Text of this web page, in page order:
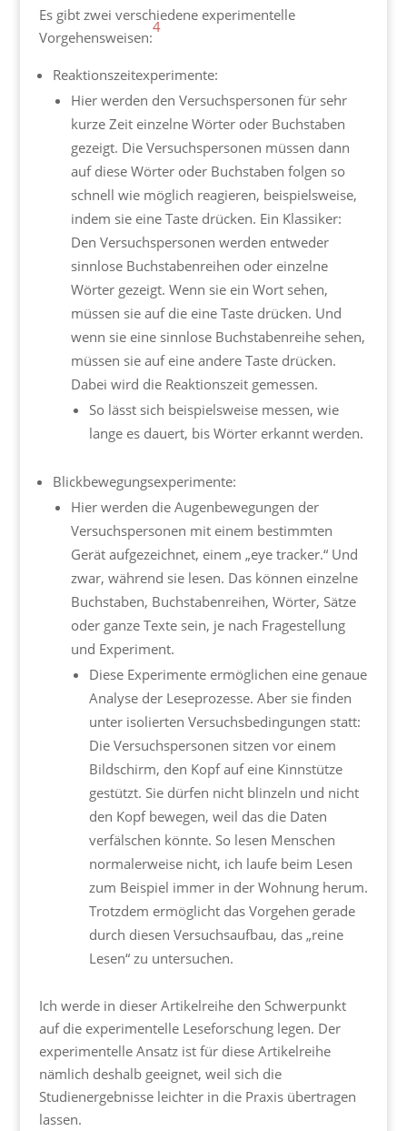
Es gibt zwei verschiedene experimentelle
Vorgehensweisen:
4
Reaktionszeitexperimente:
Hier werden den Versuchspersonen für sehr
kurze Zeit einzelne Wörter oder Buchstaben
gezeigt. Die Versuchspersonen müssen dann
auf diese Wörter oder Buchstaben folgen so
schnell wie möglich reagieren, beispielsweise,
indem sie eine Taste drücken. Ein Klassiker:
Den Versuchspersonen werden entweder
sinnlose Buchstabenreihen oder einzelne
Wörter gezeigt. Wenn sie ein Wort sehen,
müssen sie auf die eine Taste drücken. Und
wenn sie eine sinnlose Buchstabenreihe sehen,
müssen sie auf eine andere Taste drücken.
Dabei wird die Reaktionszeit gemessen.
So lässt sich beispielsweise messen, wie
lange es dauert, bis Wörter erkannt werden.
Blickbewegungsexperimente:
Hier werden die Augenbewegungen der
Versuchspersonen mit einem bestimmten
Gerät aufgezeichnet, einem „eye tracker.“ Und
zwar, während sie lesen. Das können einzelne
Buchstaben, Buchstabenreihen, Wörter, Sätze
oder ganze Texte sein, je nach Fragestellung
und Experiment.
Diese Experimente ermöglichen eine genaue
Analyse der Leseprozesse. Aber sie finden
unter isolierten Versuchsbedingungen statt:
Die Versuchspersonen sitzen vor einem
Bildschirm, den Kopf auf eine Kinnstütze
gestützt. Sie dürfen nicht blinzeln und nicht
den Kopf bewegen, weil das die Daten
verfälschen könnte. So lesen Menschen
normalerweise nicht, ich laufe beim Lesen
zum Beispiel immer in der Wohnung herum.
Trotzdem ermöglicht das Vorgehen gerade
durch diesen Versuchsaufbau, das „reine
Lesen“ zu untersuchen.
Ich werde in dieser Artikelreihe den Schwerpunkt
auf die experimentelle Leseforschung legen. Der
experimentelle Ansatz ist für diese Artikelreihe
nämlich deshalb geeignet, weil sich die
Studienergebnisse leichter in die Praxis übertragen
lassen.